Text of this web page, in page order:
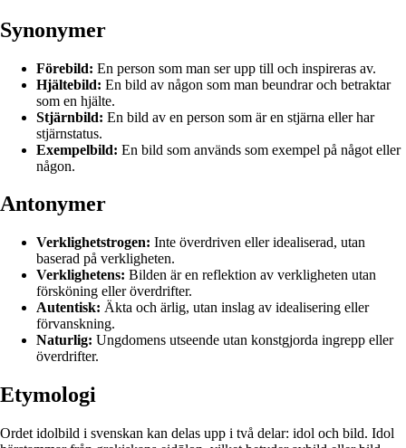
Synonymer
Förebild: En person som man ser upp till och inspireras av.
Hjältebild: En bild av någon som man beundrar och betraktar
som en hjälte.
Stjärnbild: En bild av en person som är en stjärna eller har
stjärnstatus.
Exempelbild: En bild som används som exempel på något eller
någon.
Antonymer
Verklighetstrogen: Inte överdriven eller idealiserad, utan
baserad på verkligheten.
Verklighetens: Bilden är en reflektion av verkligheten utan
försköning eller överdrifter.
Autentisk: Äkta och ärlig, utan inslag av idealisering eller
förvanskning.
Naturlig: Ungdomens utseende utan konstgjorda ingrepp eller
överdrifter.
Etymologi
Ordet idolbild i svenskan kan delas upp i två delar: idol och bild. Idol